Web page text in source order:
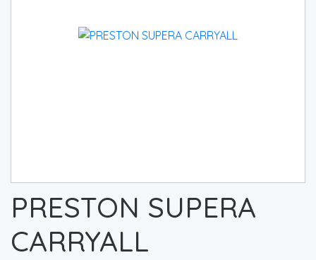
PRESTON SUPERA
CARRYALL